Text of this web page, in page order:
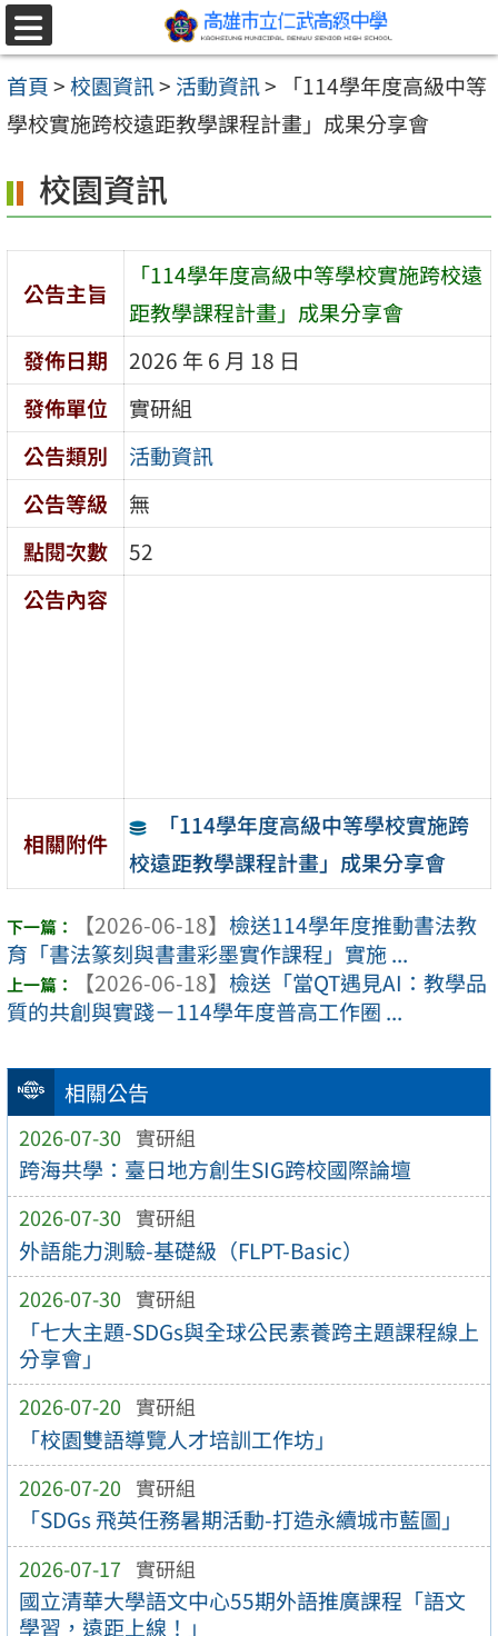
跳至主要內容區
選
單
首頁>校園資訊> 活動資訊>
「114學年度高級中等
學校實施跨校遠距教學課程計畫」成果分享會
相關公告
2026-07-30 實研組
跨海共學：臺日地方創生SIG跨校國際論壇
2026-07-30 實研組
外語能力測驗-基礎級（FLPT-Basic）
2026-07-30 實研組
「七大主題-SDGs與全球公民素養跨主題課程線上
分享會」
2026-07-20 實研組
「校園雙語導覽人才培訓工作坊」
2026-07-20 實研組
「SDGs 飛英任務暑期活動-打造永續城市藍圖」
2026-07-17 實研組
國立清華大學語文中心55期外語推廣課程「語文
學習，遠距上線！」
校園資訊
公告主旨
「114學年度高級中等學校實施跨校遠
距教學課程計畫」成果分享會
發佈日期
2026 年 6 月 18 日
發佈單位
實研組
公告類別
活動資訊
公告等級
無
點閱次數
52
公告內容
相關附件
「114學年度高級中等學校實施跨
校遠距教學課程計畫」成果分享會
【2026-06-18】 檢送114學年度推動書法教
育「書法篆刻與書畫彩墨實作課程」實施 ...
【2026-06-18】 檢送「當QT遇見AI：教學品
質的共創與實踐－114學年度普高工作圈 ...